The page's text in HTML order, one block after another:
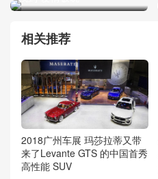
相关推荐
2018广州车展 玛莎拉蒂又带
来了Levante GTS 的中国首秀
高性能 SUV